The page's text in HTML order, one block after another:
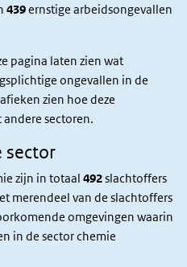
439ernstige arbeidsongevallen
pagina laten zien wat
ongevallen in de
zien hoe deze
sectoren.
sector
zijn in totaal 492slachtoffers
merendeel van de slachtoffers
omgevingen waarin
in de sector chemie